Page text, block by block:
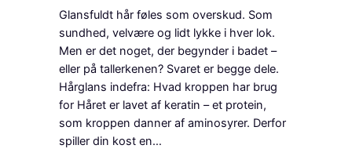
Glansfuldt hår føles som overskud. Som
sundhed, velvære og lidt lykke i hver lok.
Men er det noget, der begynder i badet –
eller på tallerkenen? Svaret er begge dele.
Hårglans indefra: Hvad kroppen har brug
for Håret er lavet af keratin – et protein,
som kroppen danner af aminosyrer. Derfor
spiller din kost en…